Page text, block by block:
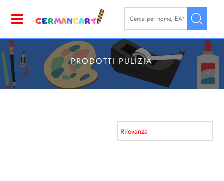
La modifica di un filtro
PRODOTTI PULIZIA